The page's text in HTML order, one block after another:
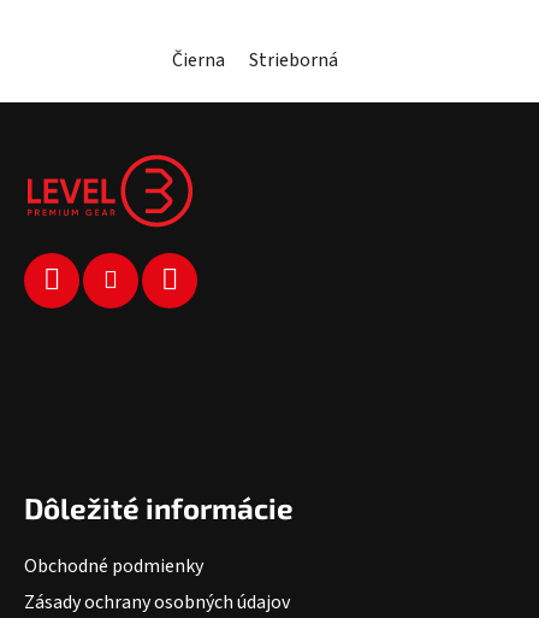
Čierna Strieborná
Dôležité informácie
Obchodné podmienky
Zásady ochrany osobných údajov